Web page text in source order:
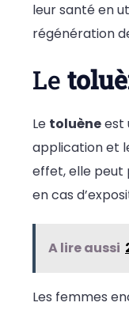
leur santé en
régénération
Le
Le toluèneest
application et
effet, elle peut
en cas
A lire aussi
Les femmes